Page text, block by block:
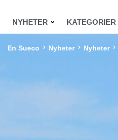
NYHETER KATEGORIER
En Sueco Nyheter Nyheter